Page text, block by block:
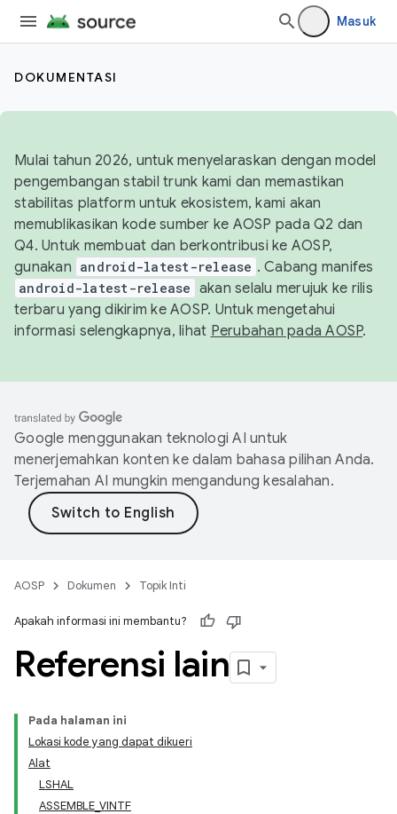
Masuk
DOKUMENTASI
Mulai tahun 2026, untuk menyelaraskan dengan model
pengembangan stabil trunk kami dan memastikan
stabilitas platform untuk ekosistem, kami akan
memublikasikan kode sumber ke AOSP pada Q2 dan
Q4. Untuk membuat dan berkontribusi ke AOSP,
gunakan android-latest-release . Cabang manifes
android-latest-release akan selalu merujuk ke rilis
terbaru yang dikirim ke AOSP. Untuk mengetahui
informasi selengkapnya, lihat Perubahan pada AOSP.
Google menggunakan teknologi AI untuk
menerjemahkan konten ke dalam bahasa pilihan Anda.
Terjemahan AI mungkin mengandung kesalahan.
AOSP Dokumen Topik Inti
Apakah informasi ini membantu?
Referensi lain
Pada halaman ini
Lokasi kode yang dapat dikueri
Alat
LSHAL
ASSEMBLE_VINTF